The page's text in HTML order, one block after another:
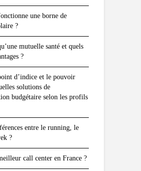
une borne de
?
mutuelle santé et quels
?
d’indice et le pouvoir
solutions de
budgétaire selon les profils
entre le running, le
?
call center en France ?